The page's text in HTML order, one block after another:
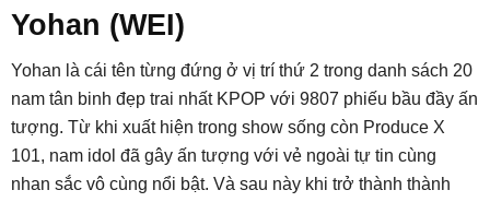
Yohan (WEI)
Yohan là cái tên từng đứng ở vị trí thứ 2 trong danh sách 20
nam tân binh đẹp trai nhất KPOP với 9807 phiếu bầu đầy ấn
tượng. Từ khi xuất hiện trong show sống còn Produce X
101, nam idol đã gây ấn tượng với vẻ ngoài tự tin cùng
nhan sắc vô cùng nổi bật. Và sau này khi trở thành thành